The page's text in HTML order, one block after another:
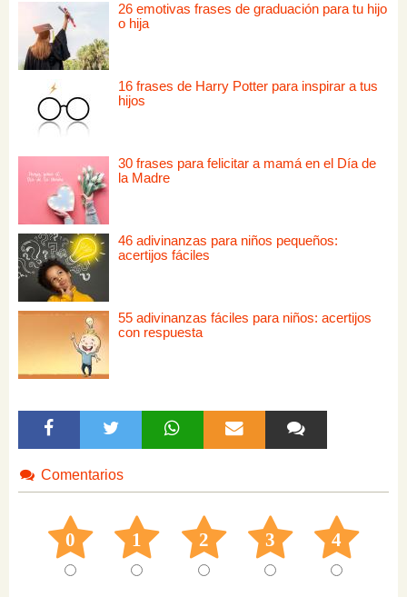
26 emotivas frases de graduación para tu hijo
o hija
16 frases de Harry Potter para inspirar a tus
hijos
30 frases para felicitar a mamá en el Día de
la Madre
46 adivinanzas para niños pequeños:
acertijos fáciles
55 adivinanzas fáciles para niños: acertijos
con respuesta
Comentarios
0 1 2 3 4